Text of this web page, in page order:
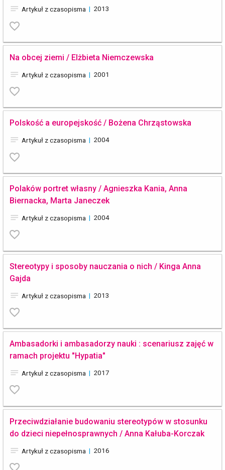
notes Artykuł z czasopisma | 2013
favorite_border
Na obcej ziemi / Elżbieta Niemczewska
notes Artykuł z czasopisma | 2001
favorite_border
Polskość a europejskość / Bożena Chrząstowska
notes Artykuł z czasopisma | 2004
favorite_border
Polaków portret własny / Agnieszka Kania, Anna
Biernacka, Marta Janeczek
notes Artykuł z czasopisma | 2004
favorite_border
Stereotypy i sposoby nauczania o nich / Kinga Anna
Gajda
notes Artykuł z czasopisma | 2013
favorite_border
Ambasadorki i ambasadorzy nauki : scenariusz zajęć w
ramach projektu "Hypatia"
notes Artykuł z czasopisma | 2017
favorite_border
Przeciwdziałanie budowaniu stereotypów w stosunku
do dzieci niepełnosprawnych / Anna Kałuba-Korczak
notes Artykuł z czasopisma | 2016
favorite_border